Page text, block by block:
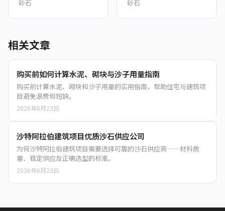
砂石 砂石
相关文章
购买前如何计算水泥、砌块与沙子用量指南
购买前计算水泥、砌块和沙子用量的实用指南，帮助住宅与建筑项
目避免浪费和短缺。
2026年6月23日
沙特阿拉伯建筑项目优质沙石供应公司
为何沙特阿拉伯建筑项目需要选择可靠的沙石供应商——材料质
量、稳定供应及正确选型的标准。
2026年6月23日